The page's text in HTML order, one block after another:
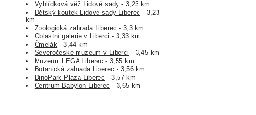
Vyhlídková věž Lidové sady - 3,23 km
Dětský koutek Lidové sady Liberec - 3,23
km
Zoologická zahrada Liberec - 3,3 km
Oblastní galerie v Liberci - 3,33 km
Čmelák - 3,44 km
Severočeské muzeum v Liberci - 3,45 km
Muzeum LEGA Liberec - 3,55 km
Botanická zahrada Liberec - 3,56 km
DinoPark Plaza Liberec - 3,57 km
Centrum Babylon Liberec - 3,65 km